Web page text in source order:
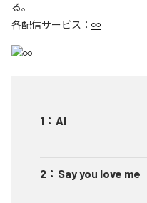
る。
各配信サービス： ∞
1 ： AI
2 ： Say you love me